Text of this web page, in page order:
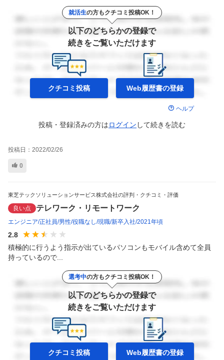
就活生の方もクチコミ投稿OK！
以下のどちらかの登録で
続きをご覧いただけます
クチコミ投稿 Web履歴書の登録
ヘルプ
投稿・登録済みの方はログイン して続きを読む
投稿日： 2022/02/26
0
東芝テックソリューションサービス株式会社の評判・クチコミ・評価
良い点 テレワーク・リモートワーク
エンジニア 正社員 男性 役職なし 現職 新卒入社 2021年頃
2.8
積極的に行うよう指示が出ているパソコンもモバイル含めて全員
持っているので...
選考中の方もクチコミ投稿OK！
以下のどちらかの登録で
続きをご覧いただけます
クチコミ投稿 Web履歴書の登録